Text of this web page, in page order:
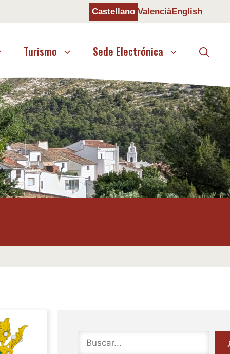
Castellano ValenciàEnglish
Turismo Sede Electrónica
Buscar